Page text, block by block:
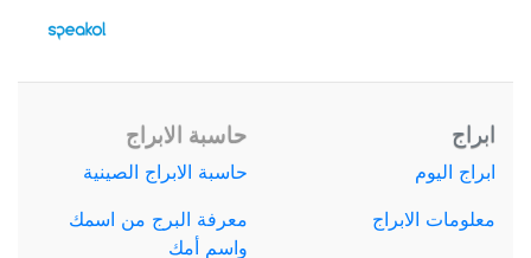
ابراج
ابراج اليوم
معلومات الابراج
حاسبة الابراج
حاسبة الابراج الصينية
معرفة البرج من اسمك
واسم أمك